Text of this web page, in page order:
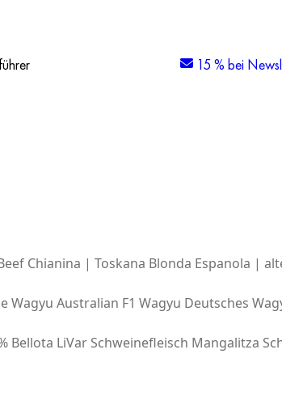
15 % bei
Chianina | Toskana Blonda Espanola |
Wagyu Australian F1 Wagyu Deutsches
Bellota LiVar Schweinefleisch Mangalitza